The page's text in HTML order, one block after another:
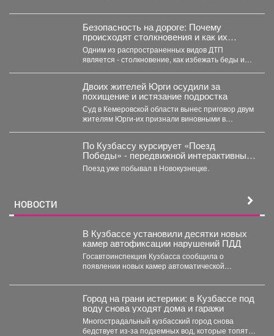
Безопасность на дороге: Почему
происходят столкновения и как их
избежать?
Одним из распространенных видов ДТП
является - столкновение, как избежать беды и
Двоих жителей Юрги осудили за
похищение и истязание подростка
Суд в Кемеровской области вынес приговор двум
жителям Юрги-их признали виновными в
По Кузбассу курсирует «Поезд
Победы» - передвижной интерактивный
музей, рассказывающий о событиях
Великой Отечественной войны.
Поезд уже побывал в Новокузнецке.
НОВОСТИ
В Кузбассе установили десятки новых
камер автофиксации нарушений ПДД
Госавтоинспекция Кузбасса сообщила о
появлении новых камер автоматической
движения. С начала...
Город на грани истерики: в Кузбассе под
воду снова уходят дома и гаражи
Многострадальный кузбасский город снова
бедствует из-за подземных вод, которые топят